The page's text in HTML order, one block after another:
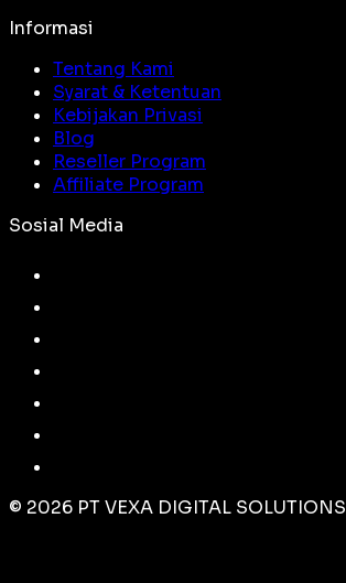
Informasi
Tentang Kami
Syarat & Ketentuan
Kebijakan Privasi
Blog
Reseller Program
Affiliate Program
Sosial Media
© 2026 PT VEXA DIGITAL SOLUTIONS